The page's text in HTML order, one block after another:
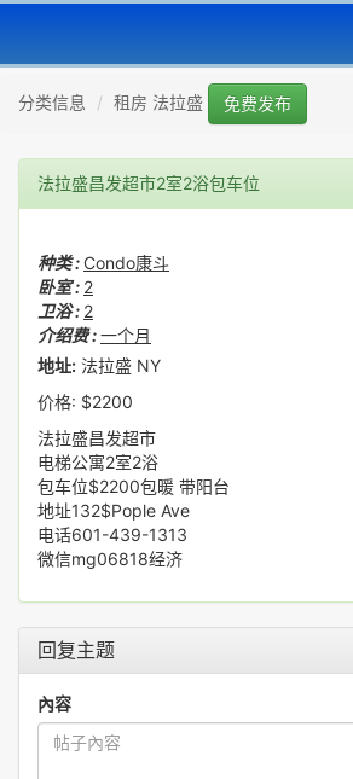
分类信息 租房 法拉盛 免费发布
法拉盛昌发超市2室2浴包车位
种类 : Condo康斗
卧室 : 2
卫浴 : 2
介绍费 :一个月
地址: 法拉盛 NY
价格: $2200
法拉盛昌发超市
电梯公寓2室2浴
包车位$2200包暖 带阳台
地址132$Pople Ave
电话601-439-1313
微信mg06818经济
回复主题
內容